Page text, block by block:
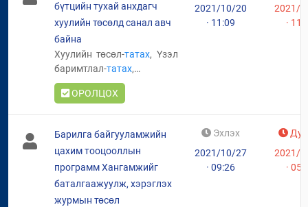
бүтцийн тухай анхдагч
хуулийн төсөлд санал авч
байна
Хуулийн төсөл-татах, Үзэл
баримтлал-татах,
Танилцуулга-татах
ОРОЛЦОХ
2021/10/20
· 11:09
2021/
·
Барилга байгууламжийн
цахим тооцооллын
программ Хангамжийг
баталгаажуулж, хэрэглэх
журмын төсөл
Эхлэх
2021/10/27
· 09:26
2021/
·